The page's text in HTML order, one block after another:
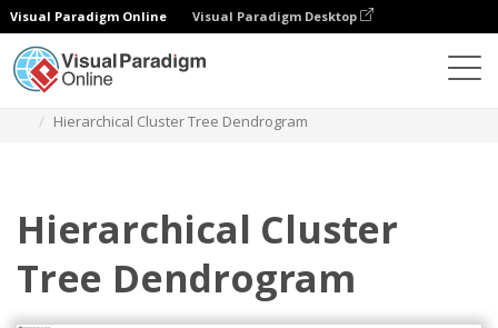
Visual Paradigm Online Visual Paradigm Desktop
Hierarchical Cluster Tree Dendrogram
Hierarchical Cluster
Tree Dendrogram